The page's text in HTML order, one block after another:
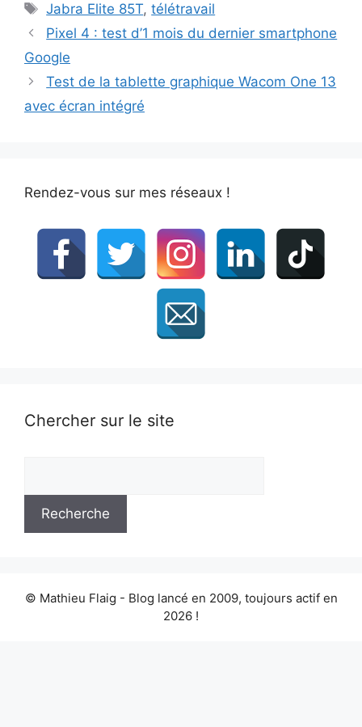
Étiquettes
Jabra Elite 85T,télétravail
Pixel 4 : test d’1 mois du dernier smartphone
Google
Test de la tablette graphique Wacom One 13
avec écran intégré
Rendez-vous sur mes réseaux !
Chercher sur le site
© Mathieu Flaig - Blog lancé en 2009, toujours actif en
2026 !